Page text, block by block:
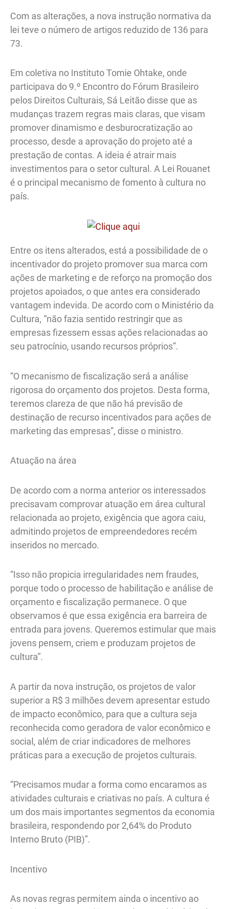
Com as alterações, a nova instrução normativa da
lei teve o número de artigos reduzido de 136 para
73.
Em coletiva no Instituto Tomie Ohtake, onde
participava do 9.º Encontro do Fórum Brasileiro
pelos Direitos Culturais, Sá Leitão disse que as
mudanças trazem regras mais claras, que visam
promover dinamismo e desburocratização ao
processo, desde a aprovação do projeto até a
prestação de contas. A ideia é atrair mais
investimentos para o setor cultural. A Lei Rouanet
é o principal mecanismo de fomento à cultura no
país.
Entre os itens alterados, está a possibilidade de o
incentivador do projeto promover sua marca com
ações de marketing e de reforço na promoção dos
projetos apoiados, o que antes era considerado
vantagem indevida. De acordo com o Ministério da
Cultura, “não fazia sentido restringir que as
empresas fizessem essas ações relacionadas ao
seu patrocínio, usando recursos próprios”.
“O mecanismo de fiscalização será a análise
rigorosa do orçamento dos projetos. Desta forma,
teremos clareza de que não há previsão de
destinação de recurso incentivados para ações de
marketing das empresas”, disse o ministro.
Atuação na área
De acordo com a norma anterior os interessados
precisavam comprovar atuação em área cultural
relacionada ao projeto, exigência que agora caiu,
admitindo projetos de empreendedores recém
inseridos no mercado.
“Isso não propicia irregularidades nem fraudes,
porque todo o processo de habilitação e análise de
orçamento e fiscalização permanece. O que
observamos é que essa exigência era barreira de
entrada para jovens. Queremos estimular que mais
jovens pensem, criem e produzam projetos de
cultura”.
A partir da nova instrução, os projetos de valor
superior a R$ 3 milhões devem apresentar estudo
de impacto econômico, para que a cultura seja
reconhecida como geradora de valor econômico e
social, além de criar indicadores de melhores
práticas para a execução de projetos culturais.
“Precisamos mudar a forma como encaramos as
atividades culturais e criativas no país. A cultura é
um dos mais importantes segmentos da economia
brasileira, respondendo por 2,64% do Produto
Interno Bruto (PIB)”.
Incentivo
As novas regras permitem ainda o incentivo ao